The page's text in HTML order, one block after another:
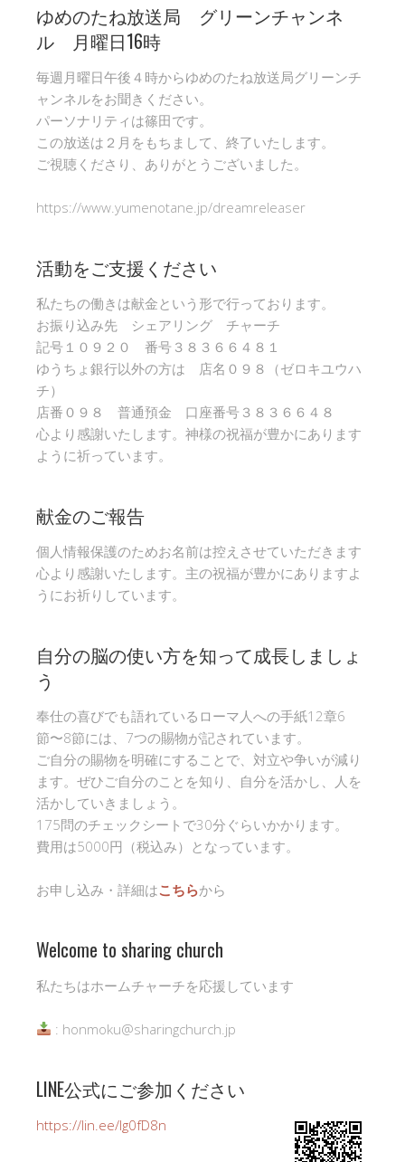
ゆめのたね放送局 グリーンチャンネ
ル 月曜日16時
毎週月曜日午後４時からゆめのたね放送局グリーンチ
ャンネルをお聞きください。
パーソナリティは篠田です。
この放送は２月をもちまして、終了いたします。
ご視聴くださり、ありがとうございました。
https://www.yumenotane.jp/dreamreleaser
活動をご支援ください
私たちの働きは献金という形で行っております。
お振り込み先 シェアリング チャーチ
記号１０９２０ 番号３８３６６４８１
ゆうちょ銀行以外の方は 店名０９８（ゼロキユウハ
チ）
店番０９８ 普通預金 口座番号３８３６６４８
心より感謝いたします。神様の祝福が豊かにあります
ように祈っています。
献金のご報告
個人情報保護のためお名前は控えさせていただきます
心より感謝いたします。主の祝福が豊かにありますよ
うにお祈りしています。
自分の脳の使い方を知って成長しましょ
う
奉仕の喜びでも語れているローマ人への手紙12章6
節〜8節には、7つの賜物が記されています。
ご自分の賜物を明確にすることで、対立や争いが減り
ます。ぜひご自分のことを知り、自分を活かし、人を
活かしていきましょう。
175問のチェックシートで30分ぐらいかかります。
費用は5000円（税込み）となっています。
お申し込み・詳細はこちらから
Welcome to sharing church
私たちはホームチャーチを応援しています
: honmoku@sharingchurch.jp
LINE公式にご参加ください
https://lin.ee/Ig0fD8n